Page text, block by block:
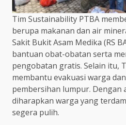
Tim Sustainability PTBA
berupa makanan dan air
Sakit Bukit Asam Medika (RS
bantuan obat-obatan serta
pengobatan gratis. Selain itu,
membantu evakuasi warga
pembersihan lumpur. Dengan
diharapkan warga yang
segera pulih.